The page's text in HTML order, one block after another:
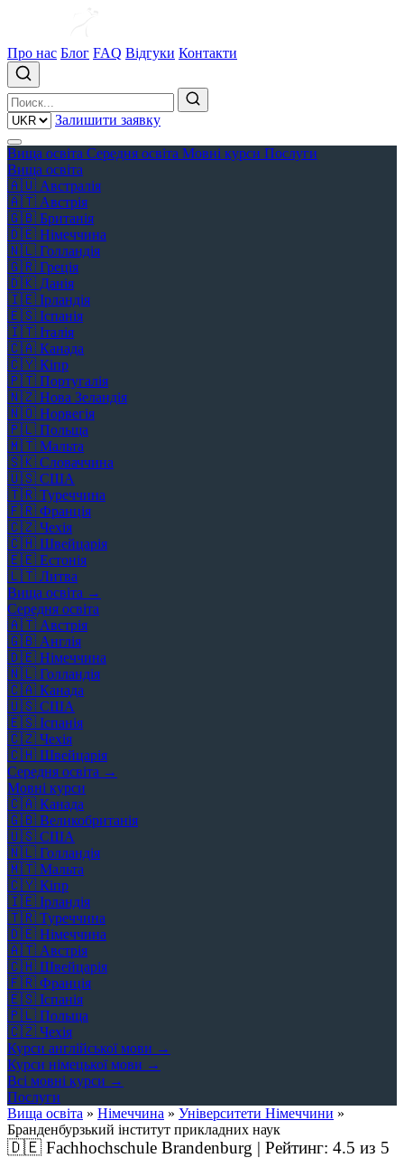
Про нас Блог FAQ Відгуки Контакти
Залишити заявку
Вища освіта Середня освіта Мовні курси Послуги
Вища освіта
🇦🇺 Австралія
🇦🇹 Австрія
🇬🇧 Британія
🇩🇪 Німеччина
🇳🇱 Голландія
🇬🇷 Греція
🇩🇰 Данія
🇮🇪 Ірландія
🇪🇸 Іспанія
🇮🇹 Італія
🇨🇦 Канада
🇨🇾 Кіпр
🇵🇹 Португалія
🇳🇿 Нова Зеландія
🇳🇴 Норвегія
🇵🇱 Польща
🇲🇹 Мальта
🇸🇰 Словаччина
🇺🇸 США
🇹🇷 Туреччина
🇫🇷 Франція
🇨🇿 Чехія
🇨🇭 Швейцарія
🇪🇪 Естонія
🇱🇹 Литва
Вища освіта →
Середня освіта
🇦🇹 Австрія
🇬🇧 Англія
🇩🇪 Німеччина
🇳🇱 Голландія
🇨🇦 Канада
🇺🇸 США
🇪🇸 Іспанія
🇨🇿 Чехія
🇨🇭 Швейцарія
Середня освіта →
Мовні курси
🇨🇦 Канада
🇬🇧 Великобританія
🇺🇸 США
🇳🇱 Голландія
🇲🇹 Мальта
🇨🇾 Кіпр
🇮🇪 Ірландія
🇹🇷 Туреччина
🇩🇪 Німеччина
🇦🇹 Австрія
🇨🇭 Швейцарія
🇫🇷 Франція
🇪🇸 Іспанія
🇵🇱 Польща
🇨🇿 Чехія
Курси англійської мови →
Курси німецької мови →
Всі мовні курси →
Послуги
Вища освіта » Німеччина » Університети Німеччини »
Бранденбурзький інститут прикладних наук
🇩🇪Fachhochschule Brandenburg | Рейтинг: 4.5 из 5